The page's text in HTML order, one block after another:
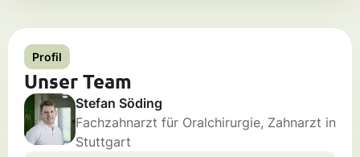
Profil
Unser Team
Stefan Söding
Fachzahnarzt für Oralchirurgie, Zahnarzt in
Stuttgart